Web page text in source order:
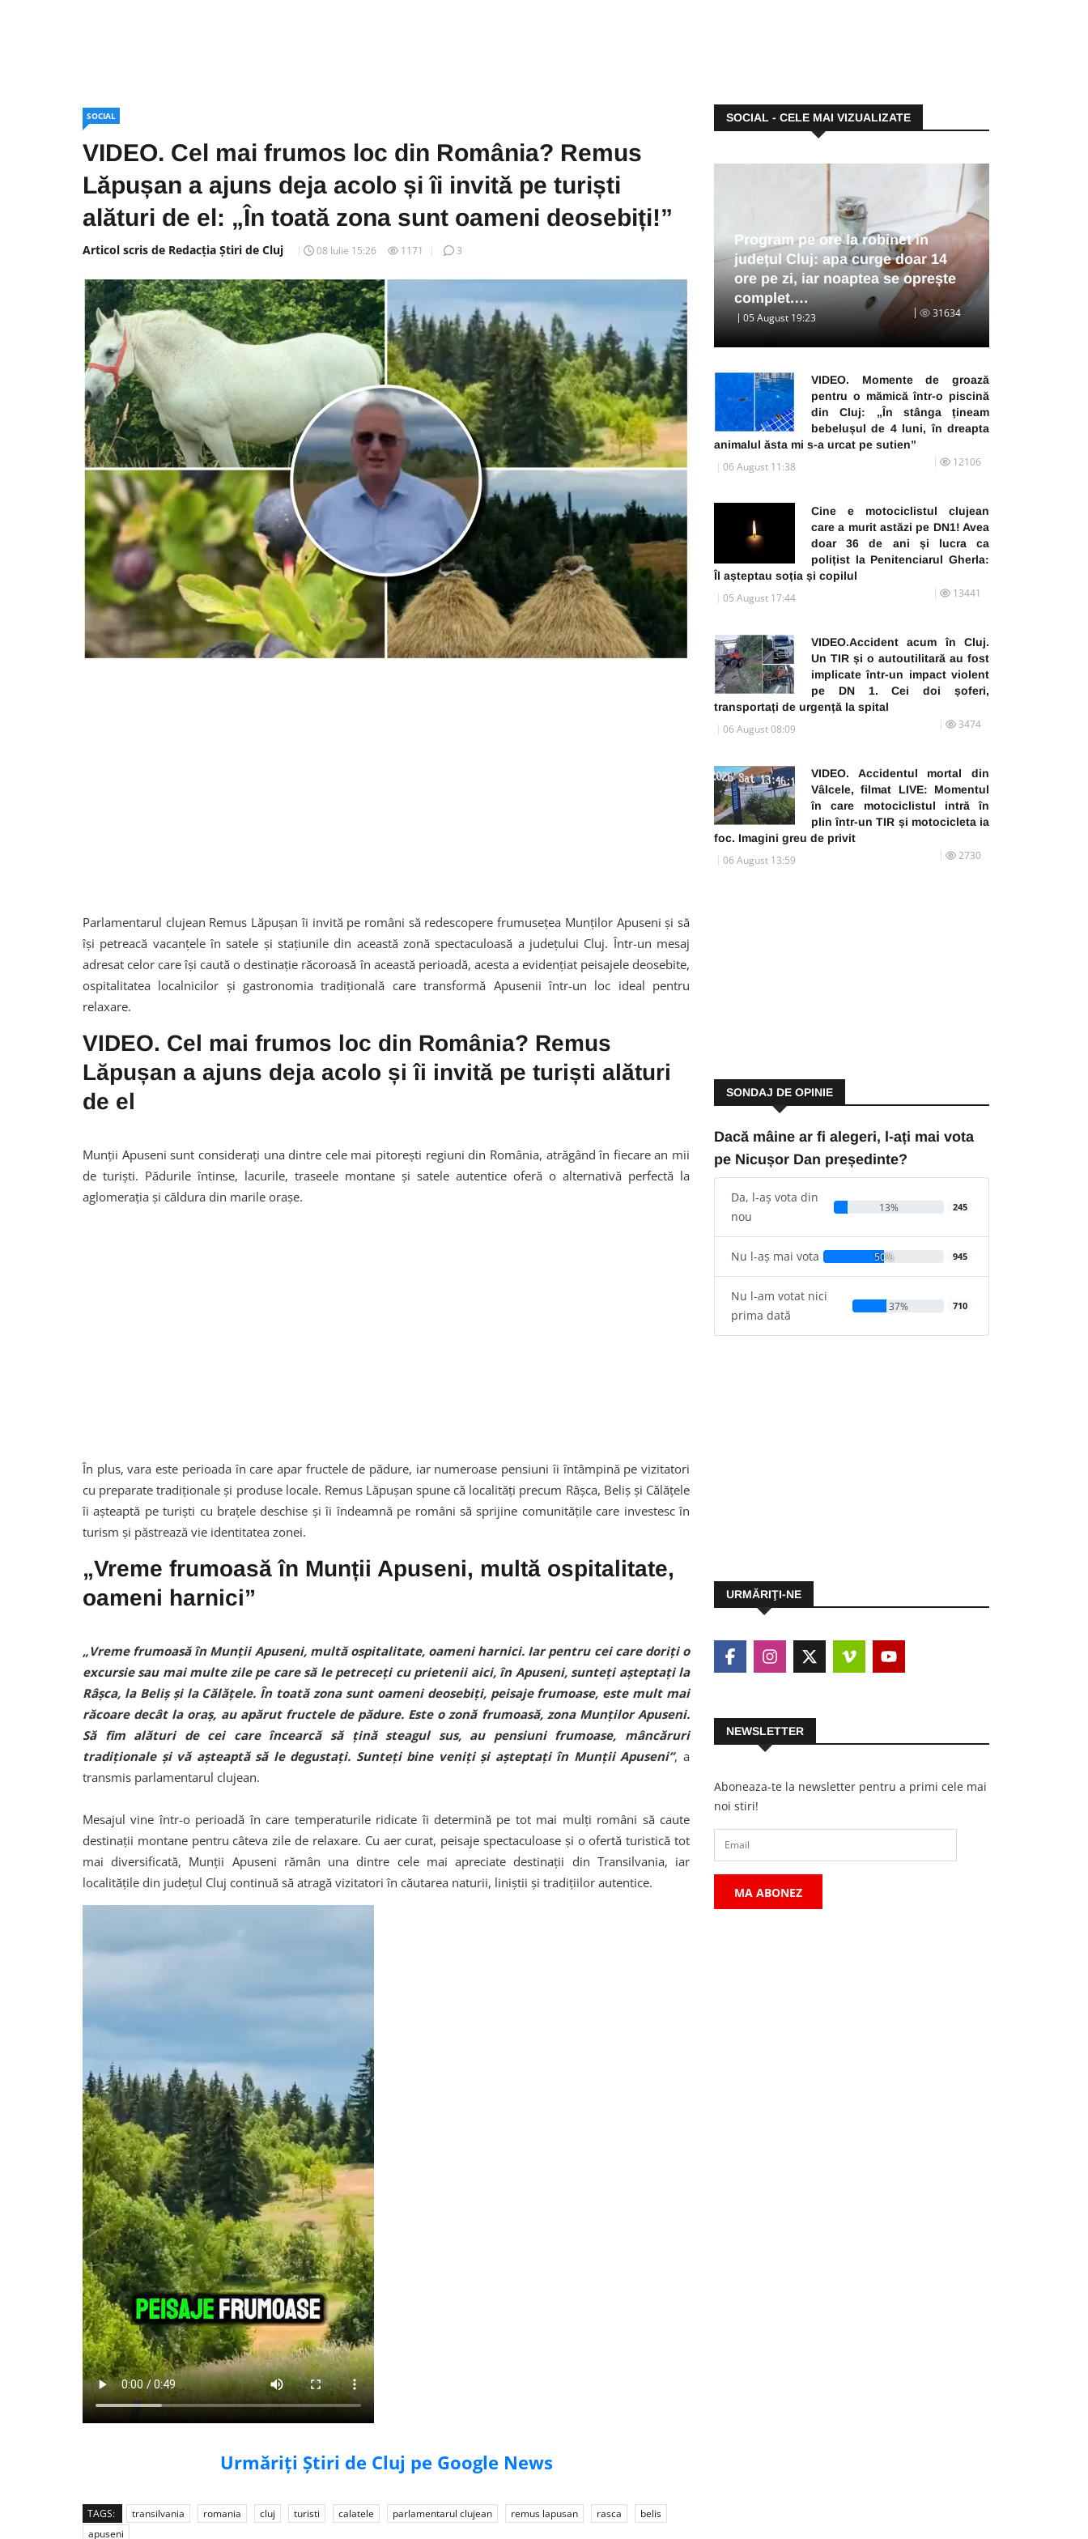
SOCIAL
VIDEO. Cel mai frumos loc din România? Remus
Lăpușan a ajuns deja acolo și îi invită pe turiști
alături de el: „În toată zona sunt oameni deosebiți!”
Articol scris de Redacția Știri de Cluj 08 Iulie 15:26 1171 3
Parlamentarul clujean Remus Lăpușan îi invită pe români să redescopere frumusețea Munților Apuseni și să
își petreacă vacanțele în satele și stațiunile din această zonă spectaculoasă a județului Cluj. Într-un mesaj
adresat celor care își caută o destinație răcoroasă în această perioadă, acesta a evidențiat peisajele deosebite,
ospitalitatea localnicilor și gastronomia tradițională care transformă Apusenii într-un loc ideal pentru
relaxare.
VIDEO. Cel mai frumos loc din România? Remus
Lăpușan a ajuns deja acolo și îi invită pe turiști alături
de el
Munții Apuseni sunt considerați una dintre cele mai pitorești regiuni din România, atrăgând în fiecare an mii
de turiști. Pădurile întinse, lacurile, traseele montane și satele autentice oferă o alternativă perfectă la
aglomerația și căldura din marile orașe.
În plus, vara este perioada în care apar fructele de pădure, iar numeroase pensiuni îi întâmpină pe vizitatori
cu preparate tradiționale și produse locale. Remus Lăpușan spune că localități precum Râșca, Beliș și Călățele
îi așteaptă pe turiști cu brațele deschise și îi îndeamnă pe români să sprijine comunitățile care investesc în
turism și păstrează vie identitatea zonei.
„Vreme frumoasă în Munții Apuseni, multă ospitalitate,
oameni harnici”
„Vreme frumoasă în Munții Apuseni, multă ospitalitate, oameni harnici. Iar pentru cei care doriți o
excursie sau mai multe zile pe care să le petreceți cu prietenii aici, în Apuseni, sunteți așteptați la
Râșca, la Beliș și la Călățele. În toată zona sunt oameni deosebiți, peisaje frumoase, este mult mai
răcoare decât la oraș, au apărut fructele de pădure. Este o zonă frumoasă, zona Munților Apuseni.
Să fim alături de cei care încearcă să țină steagul sus, au pensiuni frumoase, mâncăruri
tradiționale și vă așteaptă să le degustați. Sunteți bine veniți și așteptați în Munții Apuseni”, a
transmis parlamentarul clujean.
Mesajul vine într-o perioadă în care temperaturile ridicate îi determină pe tot mai mulți români să caute
destinații montane pentru câteva zile de relaxare. Cu aer curat, peisaje spectaculoase și o ofertă turistică tot
mai diversificată, Munții Apuseni rămân una dintre cele mai apreciate destinații din Transilvania, iar
localitățile din județul Cluj continuă să atragă vizitatori în căutarea naturii, liniștii și tradițiilor autentice.
Urmăriți Știri de Cluj pe Google News
TAGS: transilvania romania cluj turisti calatele parlamentarul clujean remus lapusan rasca
belis
apuseni
SOCIAL - CELE MAI VIZUALIZATE
Program pe ore la robinet în
județul Cluj: apa curge doar 14
ore pe zi, iar noaptea se oprește
complet.…
05 August 19:23 31634
VIDEO. Momente de groază
pentru o mămică într-o piscină
din Cluj: „În stânga țineam
bebelușul de 4 luni, în dreapta
animalul ăsta mi s-a urcat pe sutien”
06 August 11:38 12106
Cine e motociclistul clujean
care a murit astăzi pe DN1! Avea
doar 36 de ani și lucra ca
polițist la Penitenciarul Gherla:
Îl așteptau soția și copilul
05 August 17:44 13441
VIDEO.Accident acum în Cluj.
Un TIR și o autoutilitară au fost
implicate într-un impact violent
pe DN 1. Cei doi șoferi,
transportați de urgență la spital
06 August 08:09 3474
VIDEO. Accidentul mortal din
Vâlcele, filmat LIVE: Momentul
în care motociclistul intră în
plin într-un TIR și motocicleta ia
foc. Imagini greu de privit
06 August 13:59 2730
SONDAJ DE OPINIE
Dacă mâine ar fi alegeri, l-ați mai vota
pe Nicușor Dan președinte?
Da, l-aș vota din
nou
13% 245
Nu l-aș mai vota 50% 945
Nu l-am votat nici
prima dată
37% 710
URMĂRIŢI-NE
NEWSLETTER
Aboneaza-te la newsletter pentru a primi cele mai
noi stiri!
MA ABONEZ